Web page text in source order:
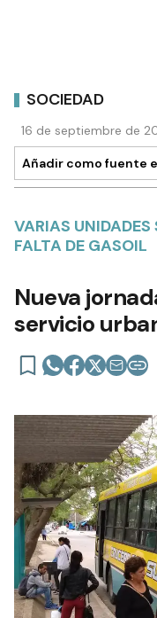
SOCIEDAD
16 de septiembre de
Añadir como fuente
VARIAS UNIDADES
FALTA DE GASOIL
Nueva
servicio